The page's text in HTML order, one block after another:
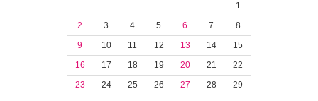
1
2
3 4 5 6 7
8
9
10 11 12 13 14
15
16
17 18 19 20 21
22
23
24 25 26 27 28
29